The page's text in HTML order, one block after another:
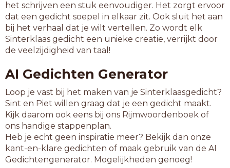
het schrijven een stuk eenvoudiger. Het zorgt ervoor
dat een gedicht soepel in elkaar zit. Ook sluit het aan
bij het verhaal dat je wilt vertellen. Zo wordt elk
Sinterklaas gedicht een unieke creatie, verrijkt door
de veelzijdigheid van taal!
AI Gedichten Generator
Loop je vast bij het maken van je Sinterklaasgedicht?
Sint en Piet willen graag dat je een gedicht maakt.
Kijk daarom ook eens bij ons Rijmwoordenboek of
ons handige stappenplan.
Heb je echt geen inspiratie meer? Bekijk dan onze
kant-en-klare gedichten of maak gebruik van de AI
Gedichtengenerator. Mogelijkheden genoeg!